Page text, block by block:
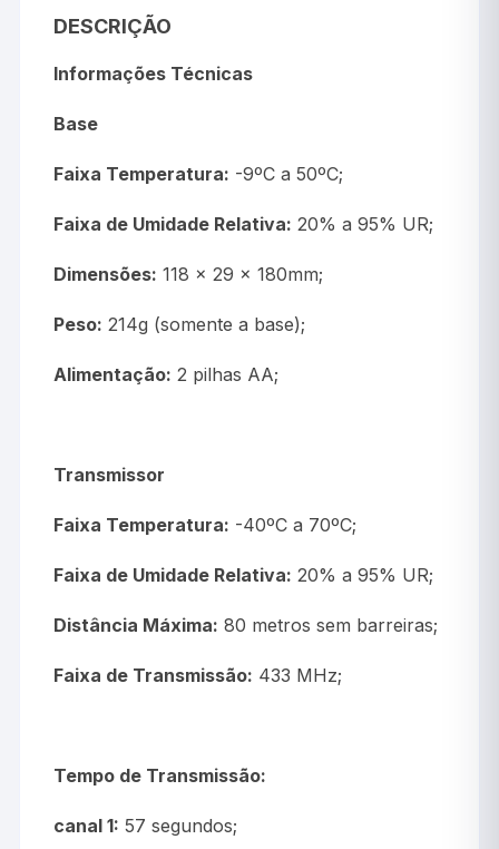
DESCRIÇÃO
Informações Técnicas
Base
Faixa Temperatura: -9ºC a 50ºC;
Faixa de Umidade Relativa: 20% a 95% UR;
Dimensões: 118 x 29 x 180mm;
Peso: 214g (somente a base);
Alimentação: 2 pilhas AA;
Transmissor
Faixa Temperatura: -40ºC a 70ºC;
Faixa de Umidade Relativa: 20% a 95% UR;
Distância Máxima: 80 metros sem barreiras;
Faixa de Transmissão: 433 MHz;
Tempo de Transmissão:
canal 1: 57 segundos;